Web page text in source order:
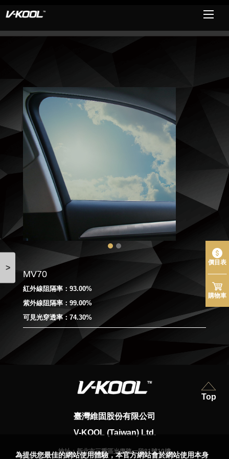
>
MV70
紅外線阻隔率：93.00%
紫外線阻隔率：99.00%
可見光穿透率：74.30%
臺灣維固股份有限公司
V-KOOL (Taiwan) Ltd.
地址：新北市三重區光復路一段81號10樓
Top
價目表
購物車
為提供您最佳的網站使用體驗，本官方網站會於網站使用本身